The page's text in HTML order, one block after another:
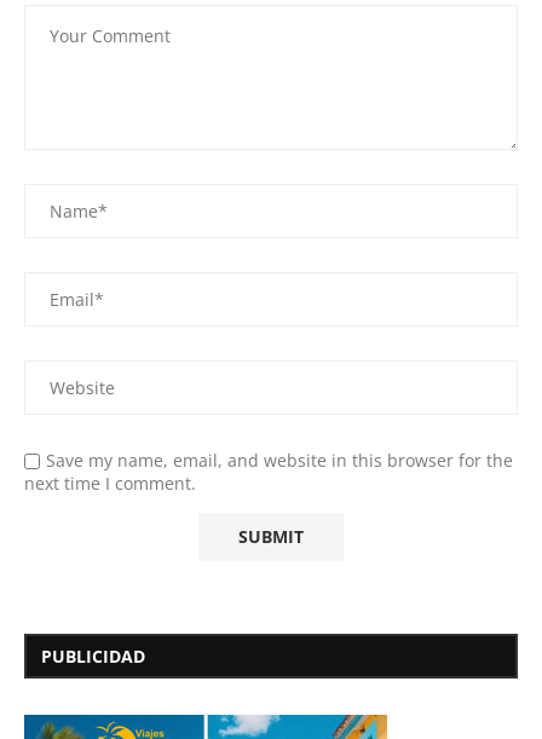
Save my name, email, and website in this browser for the
next time I comment.
PUBLICIDAD